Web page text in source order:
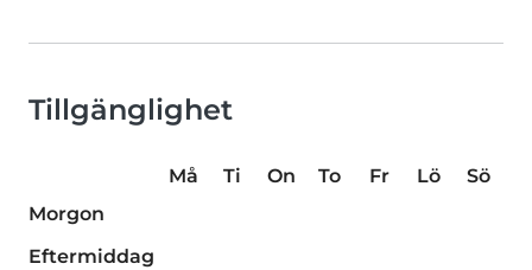
Tillgänglighet
Må Ti On To Fr Lö
Sö
Morgon
Eftermiddag